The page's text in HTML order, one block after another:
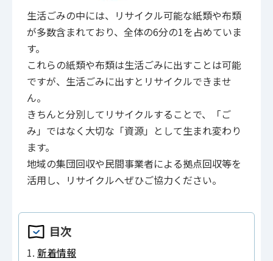
生活ごみの中には、リサイクル可能な紙類や布類
が多数含まれており、全体の6分の1を占めていま
す。
これらの紙類や布類は生活ごみに出すことは可能
ですが、生活ごみに出すとリサイクルできませ
ん。
きちんと分別してリサイクルすることで、「ご
み」ではなく大切な「資源」として生まれ変わり
ます。
地域の集団回収や民間事業者による拠点回収等を
活用し、リサイクルへぜひご協力ください。
目次
新着情報